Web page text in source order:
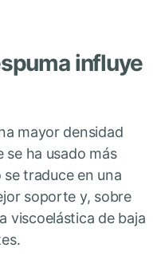
influye
mayor densidad
se ha usado más
traduce en una
soporte y, sobre
viscoelástica de baja